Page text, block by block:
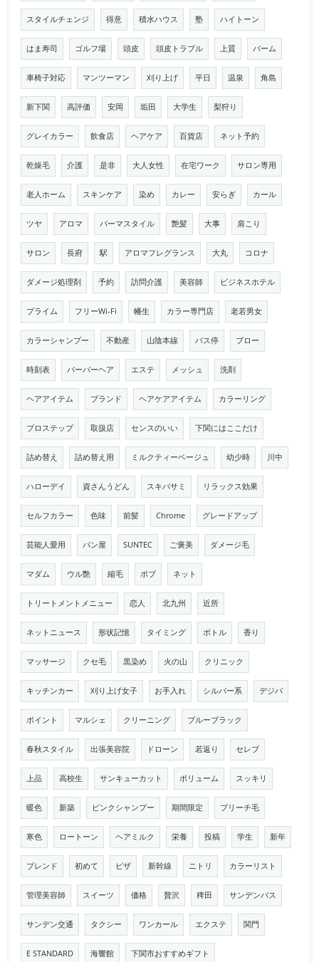
スタイルチェンジ 得意 積水ハウス 塾 ハイトーン
はま寿司 ゴルフ場 頭皮 頭皮トラブル 上質 バーム
車椅子対応 マンツーマン 刈り上げ 平日 温泉 角島
新下関 高評価 安岡 垢田 大学生 梨狩り
グレイカラー 飲食店 ヘアケア 百貨店 ネット予約
乾燥毛 介護 是非 大人女性 在宅ワーク サロン専用
老人ホーム スキンケア 染め カレー 安らぎ カール
ツヤ アロマ パーマスタイル 艶髪 大事 肩こり
サロン 長府 駅 アロマフレグランス 大丸 コロナ
ダメージ処理剤 予約 訪問介護 美容師 ビジネスホテル
プライム フリーWi-Fi 幡生 カラー専門店 老若男女
カラーシャンプー 不動産 山陰本線 バス停 ブロー
時刻表 バーバーヘア エステ メッシュ 洗剤
ヘアアイテム ブランド ヘアケアアイテム カラーリング
プロステップ 取扱店 センスのいい 下関にはここだけ
詰め替え 詰め替え用 ミルクティーベージュ 幼少時 川中
ハローデイ 資さんうどん スキバサミ リラックス効果
セルフカラー 色味 前髪 Chrome グレードアップ
芸能人愛用 パン屋 SUNTEC ご褒美 ダメージ毛
マダム ウル艶 縮毛 ボブ ネット
トリートメントメニュー 恋人 北九州 近所
ネットニュース 形状記憶 タイミング ボトル 香り
マッサージ クセ毛 黒染め 火の山 クリニック
キッチンカー 刈り上げ女子 お手入れ シルバー系 デジパ
ポイント マルシェ クリーニング ブルーブラック
春秋スタイル 出張美容院 ドローン 若返り セレブ
上品 高校生 サンキューカット ボリューム スッキリ
暖色 新築 ピンクシャンプー 期間限定 ブリーチ毛
寒色 ロートーン ヘアミルク 栄養 投稿 学生 新年
ブレンド 初めて ピザ 新幹線 ニトリ カラーリスト
管理美容師 スイーツ 価格 贅沢 稗田 サンデンバス
サンデン交通 タクシー ワンカール エクステ 関門
E STANDARD 海響館 下関市おすすめギフト